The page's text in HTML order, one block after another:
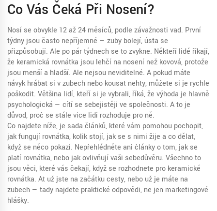
Co Vás Čeká Při Nosení?
Nosí se obvykle 12 až 24 měsíců, podle závažnosti vad. První
týdny jsou často nepříjemné — zuby bolejí, ústa se
přizpůsobují. Ale po pár týdnech se to zvykne. Někteří lidé říkají,
že keramická rovnátka jsou lehčí na nosení než kovová, protože
jsou menší a hladší. Ale nejsou neviditelné. A pokud máte
návyk hrábat si v zubech nebo kousat nehty, můžete si je rychle
poškodit. Většina lidí, kteří si je vybrali, říká, že výhoda je hlavně
psychologická — cítí se sebejistěji ve společnosti. A to je
důvod, proč se stále více lidí rozhoduje pro ně.
Co najdete níže, je sada článků, které vám pomohou pochopit,
jak fungují rovnátka, kolik stojí, jak se s nimi žije a co dělat,
když se něco pokazí. Nepřehlédněte ani články o tom, jak se
platí rovnátka, nebo jak ovlivňují vaši sebedůvěru. Všechno to
jsou věci, které vás čekají, když se rozhodnete pro keramické
rovnátka. Ať už jste na začátku cesty, nebo už je máte na
zubech — tady najdete praktické odpovědi, ne jen marketingové
hlášky.